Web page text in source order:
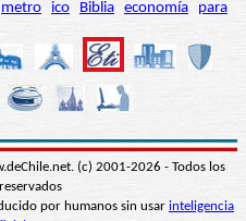
metro ico Biblia economía para
(c) 2001-2026 - Todos los
por humanos sin usar inteligencia